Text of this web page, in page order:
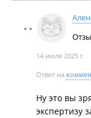
14 июля 2025 г.
Ответ на
Ну это вы
экспертизу